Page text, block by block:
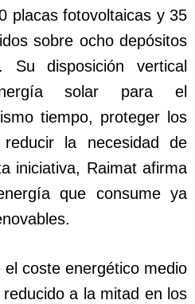
placas fotovoltaicas y 35
sobre ocho depósitos
Su disposición vertical
solar para el
tiempo, proteger los
la necesidad de
iniciativa, Raimat afirma
que consume ya
coste energético medio
a la mitad en los